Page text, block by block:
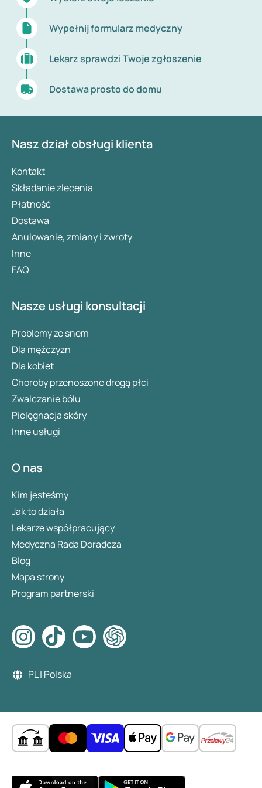
Wypełnij formularz medyczny
Lekarz sprawdzi Twoje zgłoszenie
Dostawa prosto do domu
Nasz dział obsługi klienta
Kontakt
Składanie zlecenia
Płatność
Dostawa
Anulowanie, zmiany i zwroty
Inne
FAQ
Nasze usługi konsultacji
Problemy ze snem
Dla mężczyzn
Dla kobiet
Choroby przenoszone drogą płci
Zwalczanie bólu
Pielęgnacja skóry
Inne usługi
O nas
Kim jesteśmy
Jak to działa
Lekarze współpracujący
Medyczna Rada Doradcza
Blog
Mapa strony
Program partnerski
PL | Polska